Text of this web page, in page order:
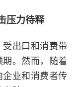
压力待释
受出口和消费带
。然而，随着
业和消费者传